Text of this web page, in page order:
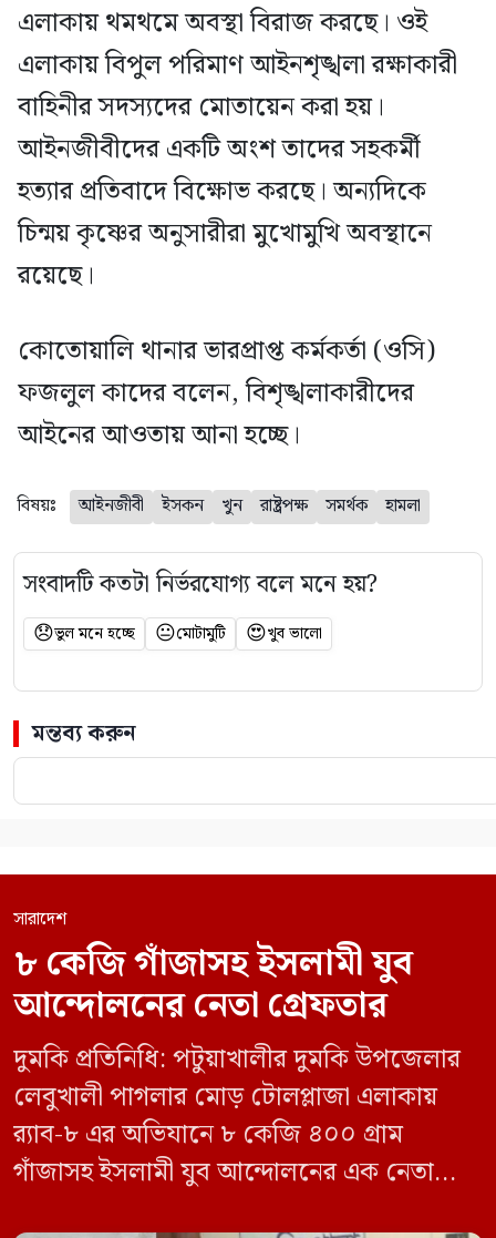
এলাকায় থমথমে অবস্থা বিরাজ করছে। ওই
এলাকায় বিপুল পরিমাণ আইনশৃঙ্খলা রক্ষাকারী
বাহিনীর সদস্যদের মোতায়েন করা হয়।
আইনজীবীদের একটি অংশ তাদের সহকর্মী
হত্যার প্রতিবাদে বিক্ষোভ করছে। অন্যদিকে
চিন্ময় কৃষ্ণের অনুসারীরা মুখোমুখি অবস্থানে
রয়েছে।
কোতোয়ালি থানার ভারপ্রাপ্ত কর্মকর্তা (ওসি)
ফজলুল কাদের বলেন, বিশৃঙ্খলাকারীদের
আইনের আওতায় আনা হচ্ছে।
বিষয়ঃ আইনজীবী ইসকন খুন রাষ্ট্রপক্ষ সমর্থক হামলা
সংবাদটি কতটা নির্ভরযোগ্য বলে মনে হয়?
😞ভুল মনে হচ্ছে 😐মোটামুটি 😍খুব ভালো
মন্তব্য করুন
সারাদেশ
৮ কেজি গাঁজাসহ ইসলামী যুব
আন্দোলনের নেতা গ্রেফতার
দুমকি প্রতিনিধি: পটুয়াখালীর দুমকি উপজেলার
লেবুখালী পাগলার মোড় টোলপ্লাজা এলাকায়
র‍্যাব-৮ এর অভিযানে ৮ কেজি ৪০০ গ্রাম
গাঁজাসহ ইসলামী যুব আন্দোলনের এক নেতাকে